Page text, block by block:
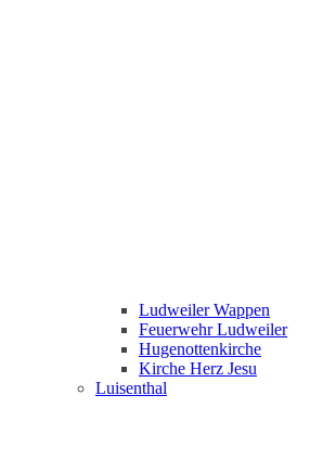
Ludweiler Wappen
Feuerwehr Ludweiler
Hugenottenkirche
Kirche Herz Jesu
Luisenthal